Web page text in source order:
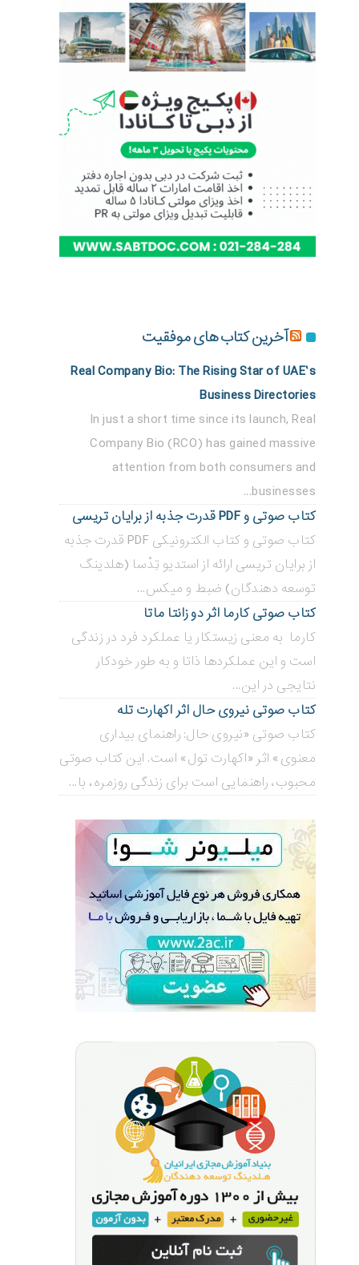
آخرین کتاب های موفقیت
Real Company Bio: The Rising Star of UAE’s
Business Directories
In just a short time since its launch, Real
Company Bio (RCO) has gained massive
attention from both consumers and
businesses...
کتاب صوتی و PDF قدرت جذبه از برایان تریسی
کتاب صوتی و کتاب الکترونیکی PDF قدرت جذبه
از برایان تریسی ارائه از استدیو تِدْسا (هلدینگ
توسعه دهندگان) ضبط و میکس...
کتاب صوتی کارما اثر دو زانتا ماتا
کارما به معنی زیستکار یا عملکرد فرد در زندگی
است و این عملکردها ذاتا و به طور خودکار
نتایجی در این...
کتاب صوتی نیروی حال اثر اکهارت تله
کتاب صوتی «نیروی حال: راهنمای بیداری
معنوی» اثر «اکهارت تول» است. این کتاب صوتی
محبوب، راهنمایی است برای زندگی روزمره، با...